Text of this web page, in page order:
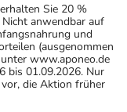
Sie 20 %
anwendbar auf
und
(ausgenommen
www.aponeo.de
bis 01.09.2026. Nur
die Aktion früher